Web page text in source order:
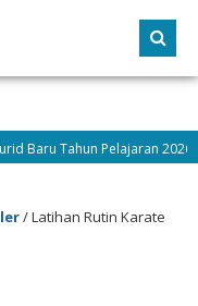
Tahun Pelajaran 2026/
/Latihan Rutin Karate